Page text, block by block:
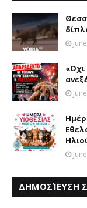
ΔΗΜΟΣΊΕΥΣΗ